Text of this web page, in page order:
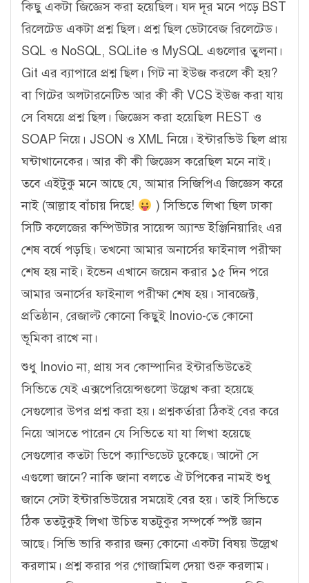
কিছু একটা জিজ্ঞেস করা হয়েছিল। যদ দূর মনে পড়ে BST
রিলেটেড একটা প্রশ্ন ছিল। প্রশ্ন ছিল ডেটাবেজ রিলেটেড।
SQL ও NoSQL, SQLite ও MySQL এগুলোর তুলনা।
Git এর ব্যাপারে প্রশ্ন ছিল। গিট না ইউজ করলে কী হয়?
বা গিটের অলটারনেটিভ আর কী কী VCS ইউজ করা যায়
সে বিষয়ে প্রশ্ন ছিল। জিজ্ঞেস করা হয়েছিল REST ও
SOAP নিয়ে। JSON ও XML নিয়ে। ইন্টারভিউ ছিল প্রায়
ঘন্টাখানেকের। আর কী কী জিজ্ঞেস করেছিল মনে নাই।
তবে এইটুকু মনে আছে যে, আমার সিজিপিএ জিজ্ঞেস করে
নাই (আল্লাহ বাঁচায় দিছে!
) সিভিতে লিখা ছিল ঢাকা
সিটি কলেজের কম্পিউটার সায়েন্স অ্যান্ড ইঞ্জিনিয়ারিং এর
শেষ বর্ষে পড়ছি। তখনো আমার অনার্সের ফাইনাল পরীক্ষা
শেষ হয় নাই। ইভেন এখানে জয়েন করার ১৫ দিন পরে
আমার অনার্সের ফাইনাল পরীক্ষা শেষ হয়। সাবজেক্ট,
প্রতিষ্ঠান, রেজাল্ট কোনো কিছুই Inovio-তে কোনো
ভূমিকা রাখে না।
শুধু Inovio না, প্রায় সব কোম্পানির ইন্টারভিউতেই
সিভিতে যেই এক্সপেরিয়েন্সগুলো উল্লেখ করা হয়েছে
সেগুলোর উপর প্রশ্ন করা হয়। প্রশ্নকর্তারা ঠিকই বের করে
নিয়ে আসতে পারেন যে সিভিতে যা যা লিখা হয়েছে
সেগুলোর কতটা ডিপে ক্যান্ডিডেট ঢুকেছে। আদৌ সে
এগুলো জানে? নাকি জানা বলতে ঐ টপিকের নামই শুধু
জানে সেটা ইন্টারভিউয়ের সময়েই বের হয়। তাই সিভিতে
ঠিক ততটুকুই লিখা উচিত যতটুকুর সম্পর্কে স্পষ্ট জ্ঞান
আছে। সিভি ভারি করার জন্য কোনো একটা বিষয় উল্লেখ
করলাম। প্রশ্ন করার পর গোজামিল দেয়া শুরু করলাম।